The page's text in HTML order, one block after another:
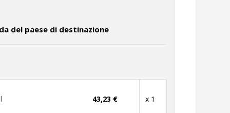
del paese di destinazione
43,23 € x 1